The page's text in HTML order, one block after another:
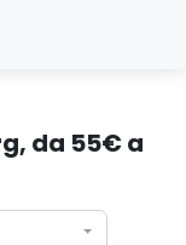
da 55€ a